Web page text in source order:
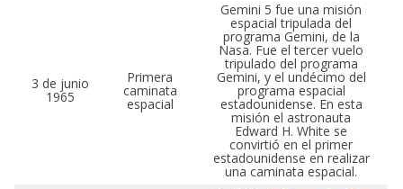
3 de junio
1965
Primera
caminata
espacial
Gemini 5 fue una misión
espacial tripulada del
programa Gemini, de la
Nasa. Fue el tercer vuelo
tripulado del programa
Gemini, y el undécimo del
programa espacial
estadounidense. En esta
misión el astronauta
Edward H. White se
convirtió en el primer
estadounidense en realizar
una caminata espacial.